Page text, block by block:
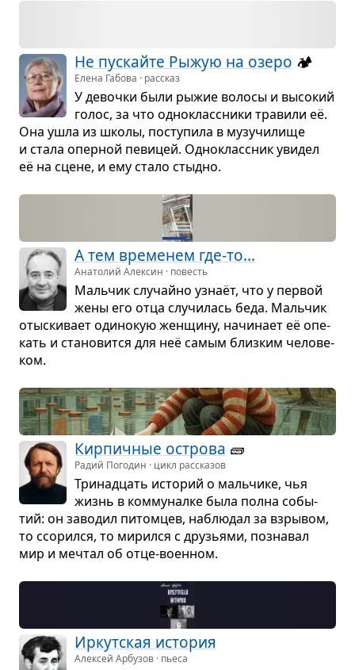
Не пус­кайте Рыжую на озеро 🏕️
Елена Габова · рассказ
У девочки были рыжие волосы и высо­кий
голос, за что одно­класс­ники тра­вили её.
Она ушла из школы, посту­пила в музу­чи­лище
и стала опер­ной певи­цей. Одно­класс­ник уви­дел
её на сцене, и ему стало стыдно.
А тем вре­ме­нем где-то...
Анатолий Алексин · повесть
Маль­чик слу­чайно узнаёт, что у пер­вой
жены его отца слу­чи­лась беда. Маль­чик
отыс­ки­вает оди­но­кую жен­щину, начи­нает её опе­
кать и ста­но­вится для неё самым близ­ким чело­ве­
ком.
Кир­пич­ные острова 🧱
Радий Погодин · цикл рассказов
Три­на­дцать исто­рий о маль­чике, чья
жизнь в ком­му­налке была полна собы­
тий: он заво­дил питом­цев, наблю­дал за взры­вом,
то ссо­рился, то мирился с дру­зьями, позна­вал
мир и меч­тал об отце-воен­ном.
Иркут­ская исто­рия
Алексей Арбузов · пьеса